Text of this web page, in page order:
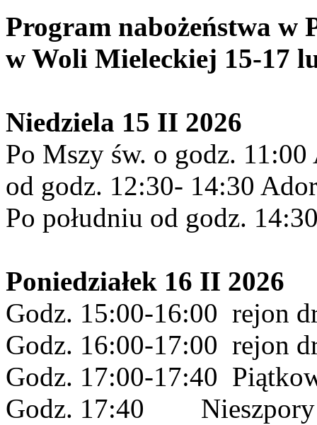
Program nabożeństwa w
w Woli Mieleckiej 15-17
Niedziela 15 II 2026
Po Mszy św. o godz.
od godz. 12:30- 14:30
Po południu od godz.
Poniedziałek 16 II 2026
Godz. 15:00-16:00 rejon
Godz. 16:00-17:00 rejon
Godz. 17:00-17:40
Godz. 17:40 Nieszpory